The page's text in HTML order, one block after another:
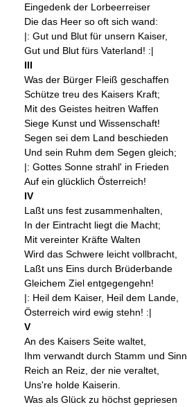
Eingedenk der Lorbeerreiser
Die das Heer so oft sich wand:
|: Gut und Blut für unsern Kaiser,
Gut und Blut fürs Vaterland! :|
III
Was der Bürger Fleiß geschaffen
Schütze treu des Kaisers Kraft;
Mit des Geistes heitren Waffen
Siege Kunst und Wissenschaft!
Segen sei dem Land beschieden
Und sein Ruhm dem Segen gleich;
|: Gottes Sonne strahl' in Frieden
Auf ein glücklich Österreich!
IV
Laßt uns fest zusammenhalten,
In der Eintracht liegt die Macht;
Mit vereinter Kräfte Walten
Wird das Schwere leicht vollbracht,
Laßt uns Eins durch Brüderbande
Gleichem Ziel entgegengehn!
|: Heil dem Kaiser, Heil dem Lande,
Österreich wird ewig stehn! :|
V
An des Kaisers Seite waltet,
Ihm verwandt durch Stamm und Sinn,
Reich an Reiz, der nie veraltet,
Uns're holde Kaiserin.
Was als Glück zu höchst gepriesen